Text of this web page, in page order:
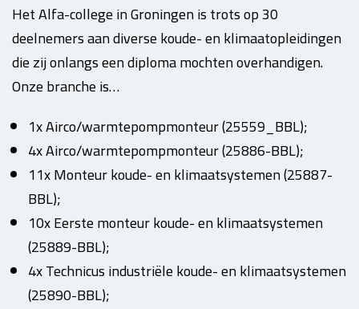
Het Alfa-college in Groningen is trots op 30
deelnemers aan diverse koude- en klimaatopleidingen
die zij onlangs een diploma mochten overhandigen.
Onze branche is…
1x Airco/warmtepompmonteur (25559_BBL);
4x Airco/warmtepompmonteur (25886-BBL);
11x Monteur koude- en klimaatsystemen (25887-
BBL);
10x Eerste monteur koude- en klimaatsystemen
(25889-BBL);
4x Technicus industriële koude- en klimaatsystemen
(25890-BBL);